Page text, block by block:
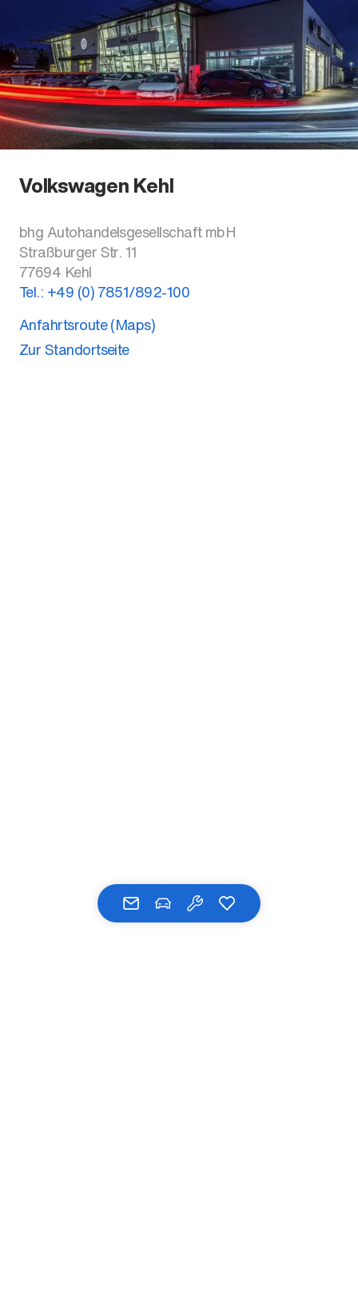
Volkswagen Kehl
bhg Autohandelsgesellschaft mbH
Straßburger Str. 11
77694 Kehl
Tel.: +49 (0) 7851/892-100
Anfahrtsroute (Maps)
Zur Standortseite